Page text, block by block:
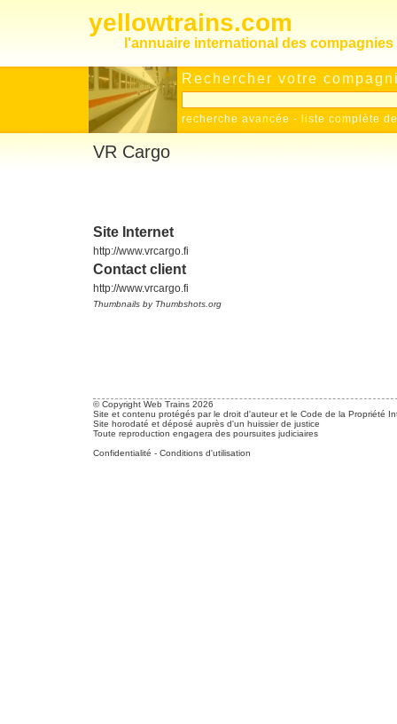
yellowtrains.com
l'annuaire international des
Rechercher votre
recherche avancée - liste complète
VR Cargo
Site Internet
http://www.vrcargo.fi
Contact client
http://www.vrcargo.fi
Thumbnails by Thumbshots.org
© Copyright Web Trains 2026
Site et contenu protégés par le droit d'auteur et le Code de la Propriété
Site horodaté et déposé auprès d'un huissier de justice
Toute reproduction engagera des poursuites judiciaires
Confidentialité - Conditions d'utilisation